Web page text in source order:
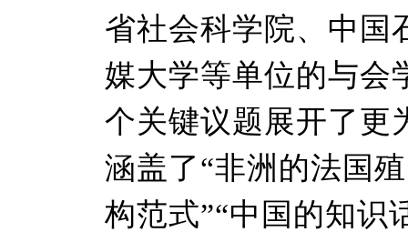
省社会科学院、中国
媒大学等单位的与会
个关键议题展开了更
涵盖了“非洲的法国
构范式”“中国的知识